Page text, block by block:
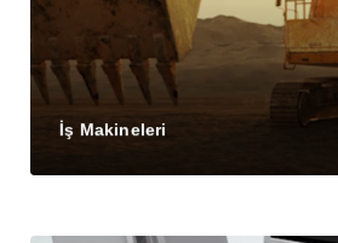
İş Makineleri